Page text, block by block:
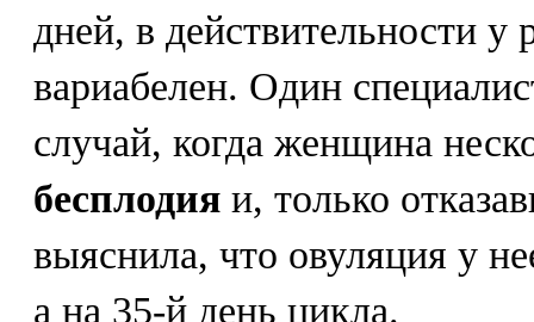
дней, в действительности
вариабелен. Один
случай, когда женщина
бесплодия и, только
выяснила, что овуляция у
а на 35-й день цикла.